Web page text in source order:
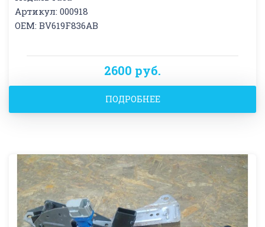
Артикул: 000918
OEM: BV619F836AB
2600 руб.
ПОДРОБНЕЕ